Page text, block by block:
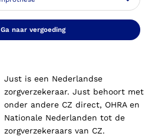
Ga naar vergoeding
Just is een Nederlandse
zorgverzekeraar. Just behoort met
onder andere CZ direct, OHRA en
Nationale Nederlanden tot de
zorgverzekeraars van CZ.